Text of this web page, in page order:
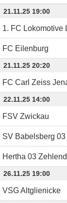
21.11.25 19:00
1. FC Lokomotive
FC Eilenburg
21.11.25 20:20
FC Carl Zeiss
22.11.25 14:00
FSV Zwickau
SV Babelsberg 03
Hertha 03
26.11.25 19:00
VSG Altglienicke